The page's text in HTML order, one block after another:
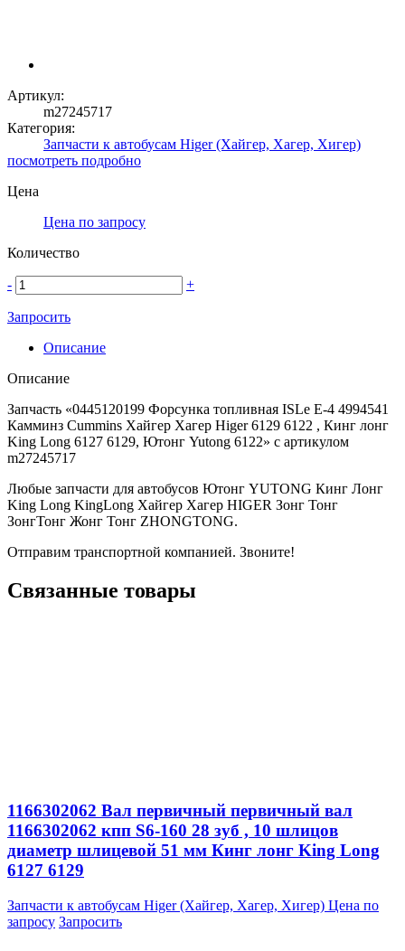
Артикул:
m27245717
Категория:
Запчасти к автобусам Higer (Хайгер, Хагер, Хигер)
посмотреть подробно
Цена
Цена по запросу
Количество
- +
Запросить
Описание
Описание
Запчасть «0445120199 Форсунка топливная ISLe E-4 4994541
Камминз Cummins Хайгер Хагер Higer 6129 6122 , Кинг лонг
King Long 6127 6129, Ютонг Yutong 6122» с артикулом
m27245717
Любые запчасти для автобусов Ютонг YUTONG Кинг Лонг
King Long KingLong Хайгер Хагер HIGER Зонг Тонг
ЗонгТонг Жонг Тонг ZHONGTONG.
Отправим транспортной компанией. Звоните!
Связанные товары
1166302062 Вал первичный первичный вал
1166302062 кпп S6-160 28 зуб , 10 шлицов
диаметр шлицевой 51 мм Кинг лонг King Long
6127 6129
Запчасти к автобусам Higer (Хайгер, Хагер, Хигер) Цена по
запросу Запросить